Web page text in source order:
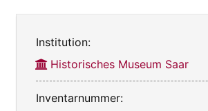
Institution:
Historisches Museum Saar
Inventarnummer: